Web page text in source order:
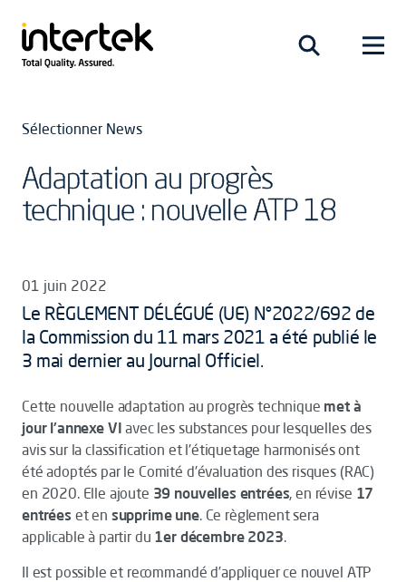
Sélectionner News
Adaptation au progrès
technique : nouvelle ATP 18
01 juin 2022
Le RÈGLEMENT DÉLÉGUÉ (UE) N°2022/692 de
la Commission du 11 mars 2021 a été publié le
3 mai dernier au Journal Officiel.
Cette nouvelle adaptation au progrès technique met à
jour l'annexe VI avec les substances pour lesquelles des
avis sur la classification et l'étiquetage harmonisés ont
été adoptés par le Comité d'évaluation des risques (RAC)
en 2020. Elle ajoute 39 nouvelles entrées, en révise 17
entrées et en supprime une. Ce règlement sera
applicable à partir du 1er décembre 2023.
Il est possible et recommandé d’appliquer ce nouvel ATP